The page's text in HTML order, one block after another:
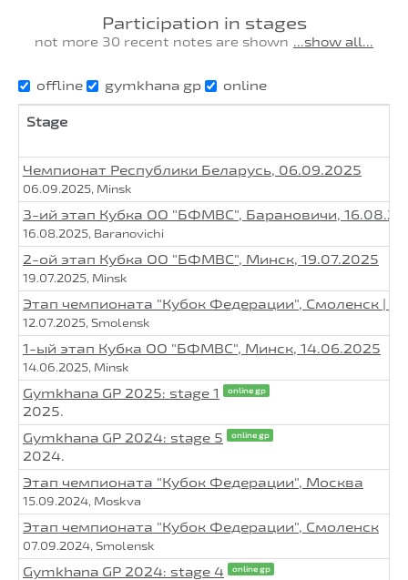
Participation in stages
not more 30 recent notes are shown ...show all...
offline gymkhana gp online
Stage
Чемпионат Республики Беларусь, 06.09.2025
06.09.2025, Minsk
3-ий этап Кубка ОО "БФМВС", Барановичи,
16.08.2025, Baranovichi
2-ой этап Кубка ОО "БФМВС", Минск, 19.07.2025
19.07.2025, Minsk
Этап чемпионата "Кубок Федерации", Смоленск |
12.07.2025, Smolensk
1-ый этап Кубка ОО "БФМВС", Минск, 14.06.2025
14.06.2025, Minsk
Gymkhana GP 2025: stage 1 online gp
2025.
Gymkhana GP 2024: stage 5
online gp
2024.
Этап чемпионата "Кубок Федерации", Москва
15.09.2024, Moskva
Этап чемпионата "Кубок Федерации", Смоленск
07.09.2024, Smolensk
Gymkhana GP 2024: stage 4 online gp